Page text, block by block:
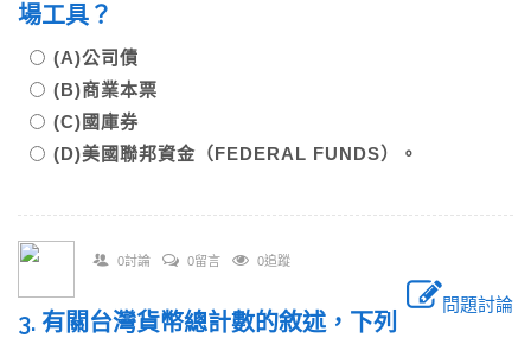
場工具？
(A)公司債
(B)商業本票
(C)國庫券
(D)美國聯邦資金（FEDERAL FUNDS）。
0討論 0留言 0追蹤
問題討論
3. 有關台灣貨幣總計數的敘述，下列